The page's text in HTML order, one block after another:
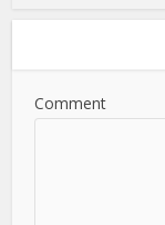
Comment